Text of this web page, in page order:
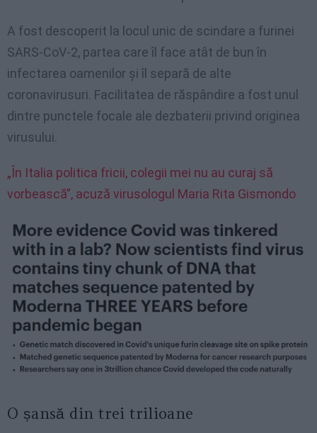
A fost descoperit la locul unic de scindare a furinei
SARS-CoV-2, partea care îl face atât de bun în
infectarea oamenilor și îl separă de alte
coronavirusuri. Facilitatea de răspândire a fost unul
dintre punctele focale ale dezbaterii privind originea
virusului.
„În Italia politica fricii, colegii mei nu au curaj să
vorbească”, acuză virusologul Maria Rita Gismondo
O șansă din trei trilioane